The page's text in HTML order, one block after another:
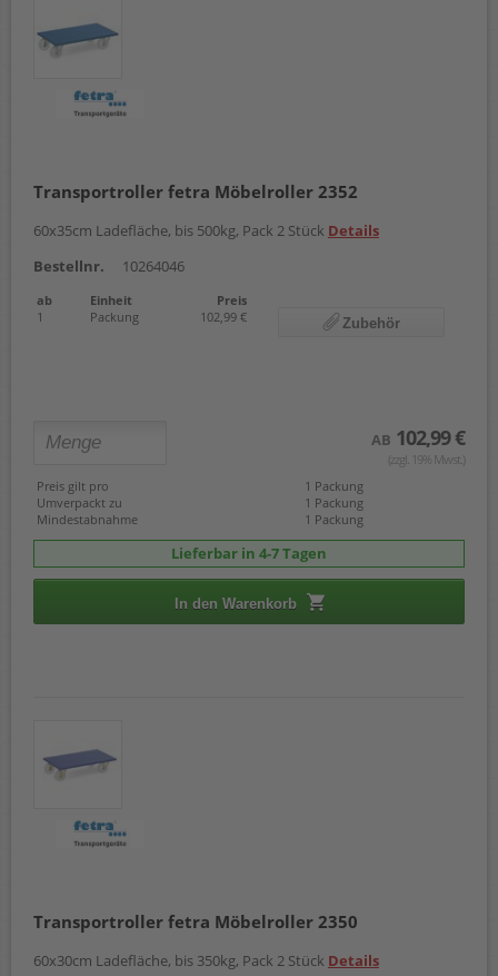
Transportroller fetra Möbelroller 2352
60x35cm Ladefläche, bis 500kg, Pack 2 Stück Details
Bestellnr.
10264046
ab Einheit
Preis
1
Packung 102,99 € Zubehör
AB 102,99 €
(zzgl. 19% Mwst.)
Preis gilt pro
1 Packung
Umverpackt zu
1 Packung
Mindestabnahme
1 Packung
Lieferbar in 4-7 Tagen
In den Warenkorb
Transportroller fetra Möbelroller 2350
60x30cm Ladefläche, bis 350kg, Pack 2 Stück Details